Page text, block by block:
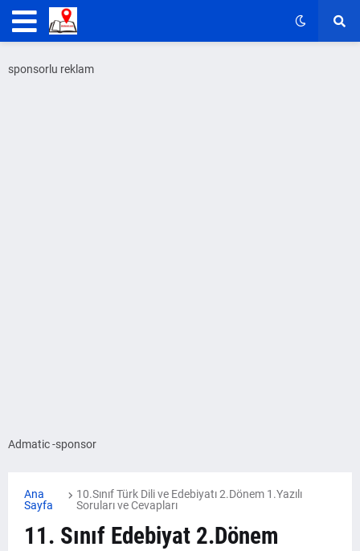
sponsorlu reklam
Admatic -sponsor
Ana
Sayfa
10.Sınıf Türk Dili ve Edebiyatı 2.Dönem 1.Yazılı
Soruları ve Cevapları
11. Sınıf Edebiyat 2.Dönem